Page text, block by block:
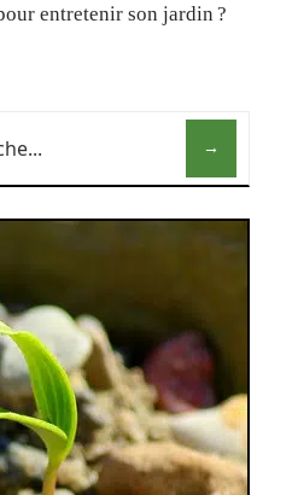
entretenir son jardin ?